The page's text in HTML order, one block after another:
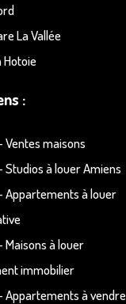
La Vallée
Hotoie
:
maisons
à louer Amiens
Appartements à louer
à louer
immobilier
Appartements à vendre